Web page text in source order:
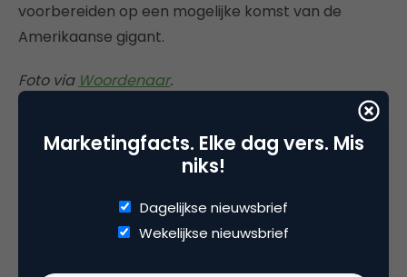
voorbereiden op een mogelijke komst van de
Amerikaanse gigant.
Foto via Woordenaar.
Marketingfacts. Elke dag vers. Mis
niks!
Dagelijkse nieuwsbrief
Wekelijkse nieuwsbrief